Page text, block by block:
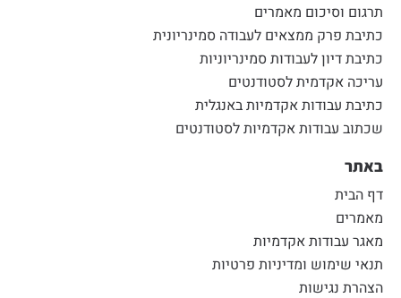
תרגום וסיכום מאמרים
כתיבת פרק ממצאים לעבודה סמינריונית
כתיבת דיון לעבודות סמינריוניות
עריכה אקדמית לסטודנטים
כתיבת עבודות אקדמיות באנגלית
שכתוב עבודות אקדמיות לסטודנטים
באתר
דף הבית
מאמרים
מאגר עבודות אקדמיות
תנאי שימוש ומדיניות פרטיות
הצהרת נגישות